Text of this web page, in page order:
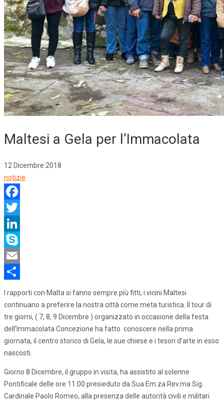
Maltesi a Gela per l’Immacolata
12 Dicembre 2018
notizie
Facebook
Twitter
LinkedIn
Skype
Email
I rapporti con Malta si fanno sempre più fitti; i vicini Maltesi
continuano a preferire la nostra città come meta turistica. Il tour di
tre giorni, ( 7, 8, 9 Dicembre ) organizzato in occasione della festa
dell’Immacolata Concezione ha fatto conoscere nella prima
giornata, il centro storico di Gela, le sue chiese e i tesori d’arte in esso
nascosti.
Giorno 8 Dicembre, il gruppo in visita, ha assistito al solenne
Pontificale delle ore 11:00 presieduto da Sua Em.za Rev.ma Sig.
Cardinale Paolo Romeo, alla presenza delle autorità civili e militari